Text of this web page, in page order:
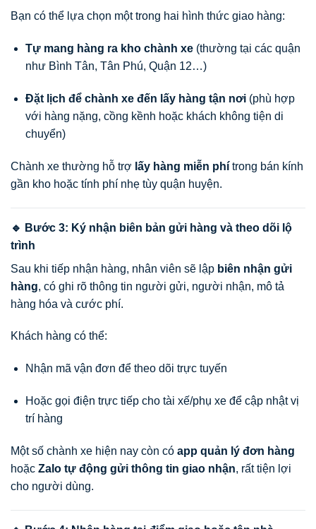
Bạn có thể lựa chọn một trong hai hình thức giao hàng:
Tự mang hàng ra kho chành xe(thường tại các quận
như Bình Tân, Tân Phú, Quận 12…)
Đặt lịch để chành xe đến lấy hàng tận nơi(phù hợp
với hàng nặng, cồng kềnh hoặc khách không tiện di
chuyển)
Chành xe thường hỗ trợ lấy hàng miễn phí trong bán kính
gần kho hoặc tính phí nhẹ tùy quận huyện.
🔹 Bước 3: Ký nhận biên bản gửi hàng và theo dõi lộ
trình
Sau khi tiếp nhận hàng, nhân viên sẽ lập biên nhận gửi
hàng, có ghi rõ thông tin người gửi, người nhận, mô tả
hàng hóa và cước phí.
Khách hàng có thể:
Nhận mã vận đơn để theo dõi trực tuyến
Hoặc gọi điện trực tiếp cho tài xế/phụ xe để cập nhật vị
trí hàng
Một số chành xe hiện nay còn có app quản lý đơn hàng
hoặc Zalo tự động gửi thông tin giao nhận, rất tiện lợi
cho người dùng.